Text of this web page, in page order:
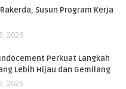
Susun Program Kerja
2026
Perkuat Langkah
Lebih Hijau dan Gemilang
2026